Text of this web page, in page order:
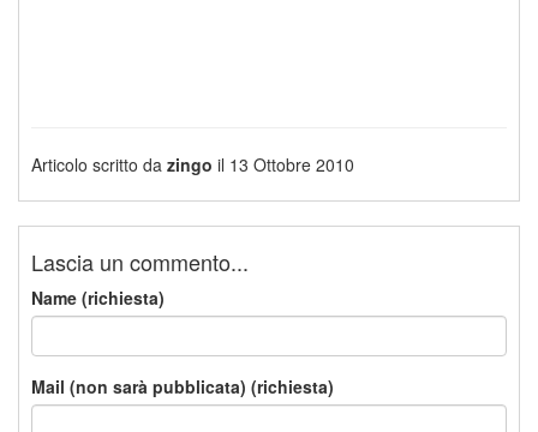
Articolo scritto da zingo il 13 Ottobre 2010
Lascia un commento...
Name (richiesta)
Mail (non sarà pubblicata) (richiesta)